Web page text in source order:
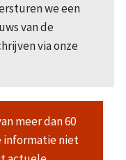
we een
van de
via onze
meer dan 60
informatie niet